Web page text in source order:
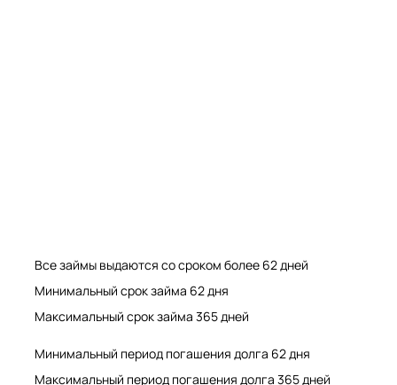
Все займы выдаются со сроком более 62 дней
Минимальный срок займа 62 дня
Максимальный срок займа 365 дней
Минимальный период погашения долга 62 дня
Максимальный период погашения долга 365 дней